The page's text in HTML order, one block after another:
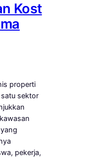
Kost
properti
sektor
pekerja,